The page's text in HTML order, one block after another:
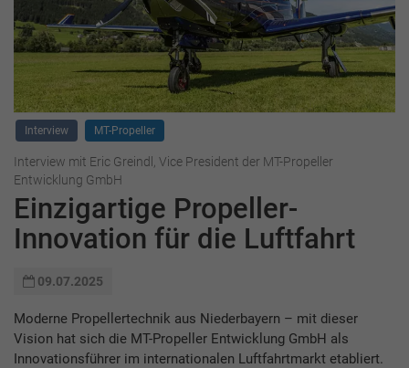
Interview MT-Propeller
Interview mit Eric Greindl, Vice President der MT-Propeller
Entwicklung GmbH
Einzigartige Propeller-
Innovation für die Luftfahrt
09.07.2025
Moderne Propellertechnik aus Niederbayern – mit dieser
Vision hat sich die MT-Propeller Entwicklung GmbH als
Innovationsführer im internationalen Luftfahrtmarkt etabliert.